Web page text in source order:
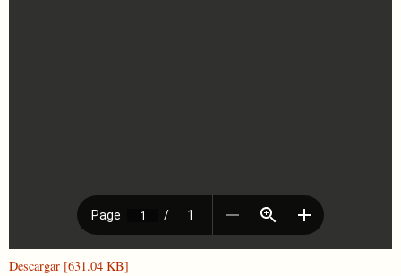
Descargar [631.04 KB]